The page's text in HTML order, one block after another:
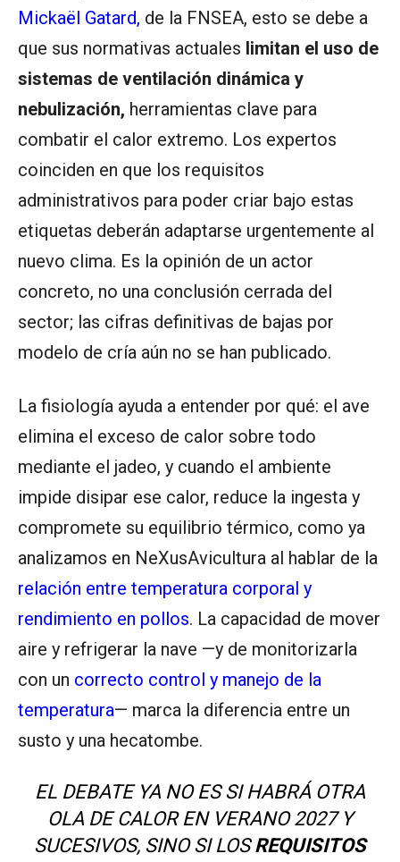
Mickaël Gatard, de la FNSEA, esto se debe a
que sus normativas actuales limitan el uso de
sistemas de ventilación dinámica y
nebulización, herramientas clave para
combatir el calor extremo. Los expertos
coinciden en que los requisitos
administrativos para poder criar bajo estas
etiquetas deberán adaptarse urgentemente al
nuevo clima. Es la opinión de un actor
concreto, no una conclusión cerrada del
sector; las cifras definitivas de bajas por
modelo de cría aún no se han publicado.
La fisiología ayuda a entender por qué: el ave
elimina el exceso de calor sobre todo
mediante el jadeo, y cuando el ambiente
impide disipar ese calor, reduce la ingesta y
compromete su equilibrio térmico, como ya
analizamos en NeXusAvicultura al hablar de la
relación entre temperatura corporal y
rendimiento en pollos. La capacidad de mover
aire y refrigerar la nave —y de monitorizarla
con un correcto control y manejo de la
temperatura— marca la diferencia entre un
susto y una hecatombe.
EL DEBATE YA NO ES SI HABRÁ OTRA
OLA DE CALOR EN VERANO 2027 Y
SUCESIVOS, SINO SI LOSREQUISITOS